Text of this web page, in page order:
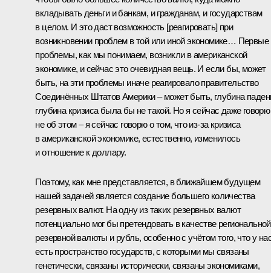
вкладывать деньги и банкам, и гражданам, и государствам
в целом. И это даст возможность [реагировать] при
возникновении проблем в той или иной экономике… Первые
проблемы, как мы понимаем, возникли в американской
экономике, и сейчас это очевидная вещь. И если бы, может
быть, на эти проблемы иначе реагировало правительство
Соединённых Штатов Америки – может быть, глубина
глубина кризиса была бы не такой. Но я сейчас даже говорю
не об этом – я сейчас говорю о том, что из‑за кризиса
в американской экономике, естественно, изменилось
и отношение к доллару.
Поэтому, как мне представляется, в ближайшем будущем
нашей задачей является создание большего количества
резервных валют. На одну из таких резервных валют
потенциально мог бы претендовать в качестве региональной
резервной валюты и рубль, особенно с учётом того, что у
есть пространство государств, с которыми мы связаны
генетически, связаны исторически, связаны экономиками,